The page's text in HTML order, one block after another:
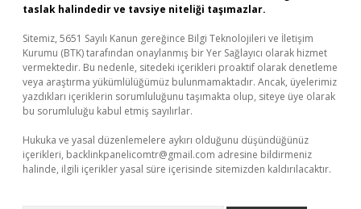
taslak halindedir ve tavsiye niteliği taşımazlar.
Sitemiz, 5651 Sayılı Kanun gereğince Bilgi Teknolojileri ve İletişim
Kurumu (BTK) tarafından onaylanmış bir Yer Sağlayıcı olarak hizmet
vermektedir. Bu nedenle, sitedeki içerikleri proaktif olarak denetleme
veya araştırma yükümlülüğümüz bulunmamaktadır. Ancak, üyelerimiz
yazdıkları içeriklerin sorumluluğunu taşımakta olup, siteye üye olarak
bu sorumluluğu kabul etmiş sayılırlar.
Hukuka ve yasal düzenlemelere aykırı olduğunu düşündüğünüz
içerikleri, backlinkpanelicomtr@gmail.com adresine bildirmeniz
halinde, ilgili içerikler yasal süre içerisinde sitemizden kaldırılacaktır.